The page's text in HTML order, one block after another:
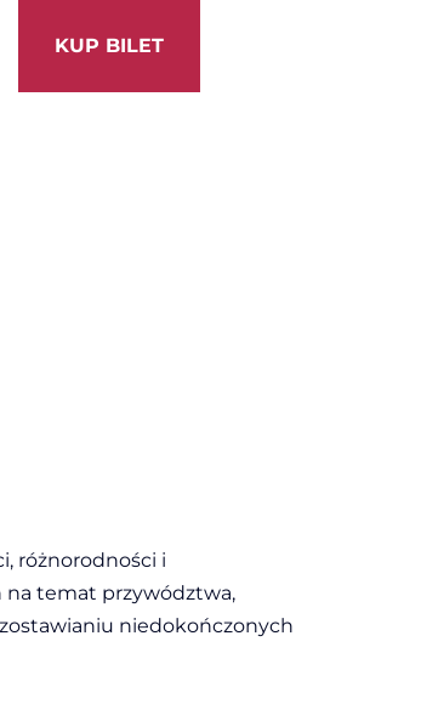
KUP BILET
różnorodności i
na temat przywództwa,
niedokończonych